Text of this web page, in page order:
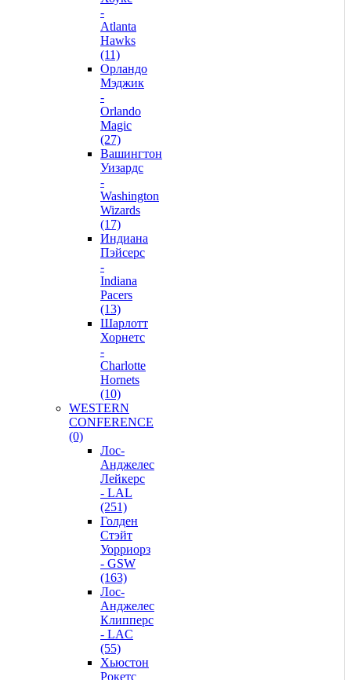
-
Atlanta
Hawks
(11)
Орландо
Мэджик
-
Orlando
Magic
(27)
Вашингтон
Уизардс
-
Washington
Wizards
(17)
Индиана
Пэйсерс
-
Indiana
Pacers
(13)
Шарлотт
Хорнетс
-
Charlotte
Hornets
(10)
WESTERN
CONFERENCE
(0)
Лос-
Анджелес
Лейкерс
- LAL
(251)
Голден
Стэйт
Уорриорз
- GSW
(163)
Лос-
Анджелес
Клипперс
- LAC
(55)
Хьюстон
Рокетс